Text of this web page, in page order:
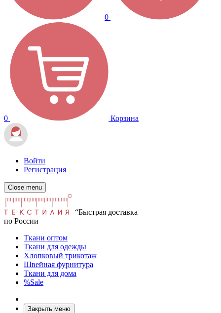
0
0 Корзина
Войти
Регистрация
Close menu
“Быстрая доставка
по России
Ткани оптом
Ткани для одежды
Хлопковый трикотаж
Швейная фурнитура
Ткани для дома
%Sale
Закрыть меню